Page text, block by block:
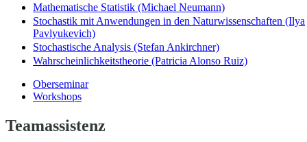
Mathematische Statistik (Michael Neumann)
Stochastik mit Anwendungen in den Naturwissenschaften (Ilya
Pavlyukevich)
Stochastische Analysis (Stefan Ankirchner)
Wahrscheinlichkeitstheorie (Patricia Alonso Ruiz)
Oberseminar
Workshops
Teamassistenz